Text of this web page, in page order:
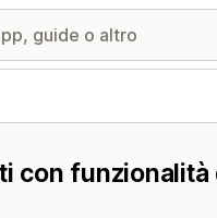
con